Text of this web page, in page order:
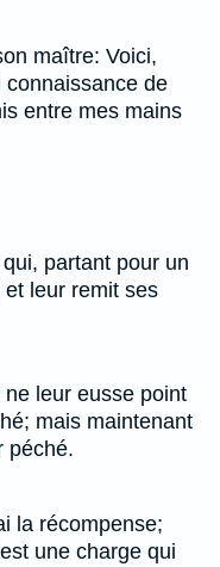
maître: Voici,
de
entre mes mains
partant pour un
leur remit ses
leur eusse point
mais maintenant
péché.
la récompense;
une charge qui